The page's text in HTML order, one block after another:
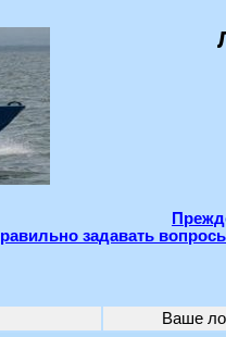
задавать
Ваше